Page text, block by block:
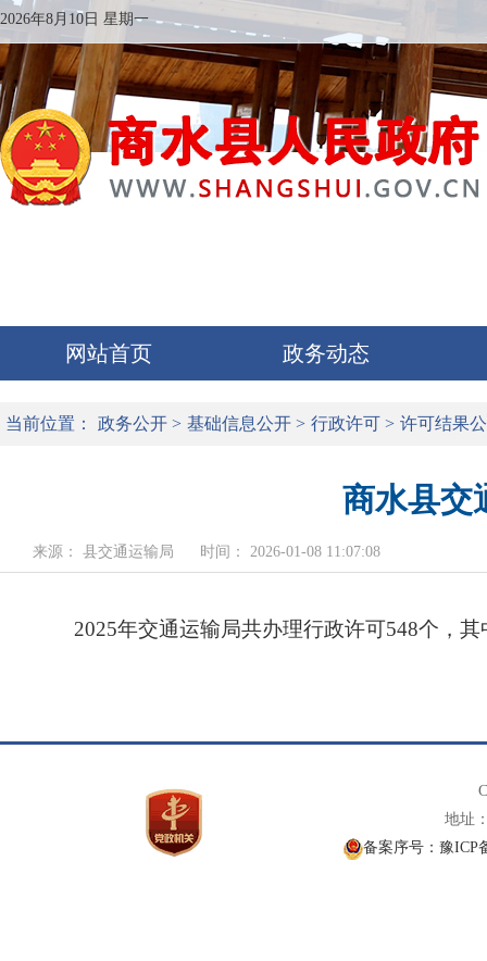
2026年8月10日 星期一
网站首页 政务动态
当前位置： 政务公开 > 基础信息公开 > 行政许可 > 许可结果
商水县交
来源： 县交通运输局 时间： 2026-01-08 11:07:08
2025年交通运输局共办理行政许可548个，其
地址
备案序号：豫ICP